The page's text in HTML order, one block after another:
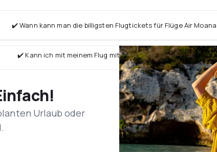
✔️ Wann kann man die billigsten Flugtickets für Flüge Air
✔️ Kann ich mit meinem Flug mit Air Moana ein Hotel vor Ort
Urlaub oder